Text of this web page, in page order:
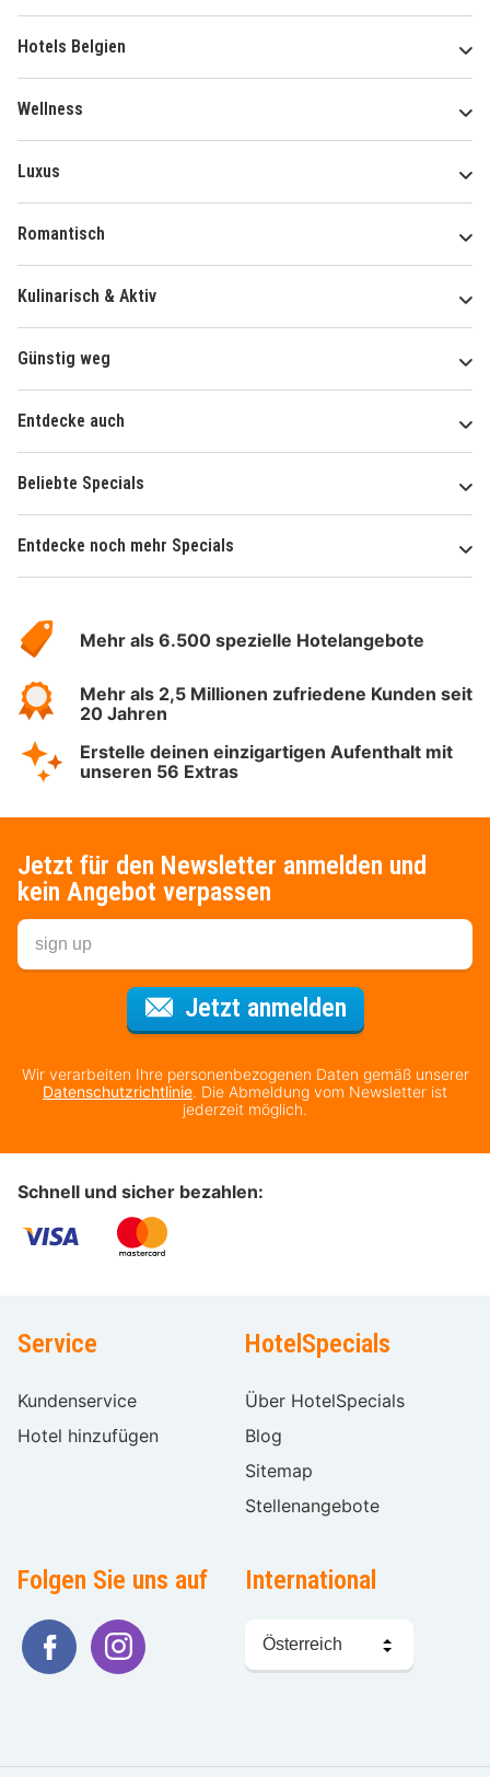
Hotels Belgien
Wellness
Luxus
Romantisch
Kulinarisch & Aktiv
Günstig weg
Entdecke auch
Beliebte Specials
Entdecke noch mehr Specials
Hotelspecials
Mehr als 6.500 spezielle Hotelangebote
Mehr als 2,5 Millionen zufriedene Kunden seit
20 Jahren
Erstelle deinen einzigartigen Aufenthalt mit
unseren 56 Extras
Jetzt für den Newsletter anmelden und
kein Angebot verpassen
Jetzt anmeldenFür den
Wir verarbeiten Ihre personenbezogenen Daten gemäß unserer
Datenschutzrichtlinie. Die Abmeldung vom Newsletter ist
jederzeit möglich.
Schnell und sicher bezahlen:
Service
Kundenservice
Hotel hinzufügen
HotelSpecials
Über HotelSpecials
Blog
Sitemap
Stellenangebote
Folgen Sie uns auf International
Sprache
wählen